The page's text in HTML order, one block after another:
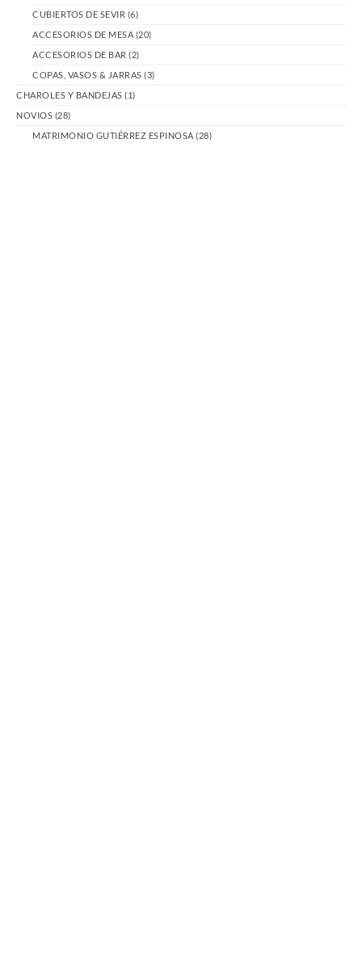
CUBIERTOS DE SEVIR (6)
ACCESORIOS DE MESA (20)
ACCESORIOS DE BAR (2)
COPAS, VASOS & JARRAS (3)
CHAROLES Y BANDEJAS (1)
NOVIOS (28)
MATRIMONIO GUTIÉRREZ ESPINOSA (28)